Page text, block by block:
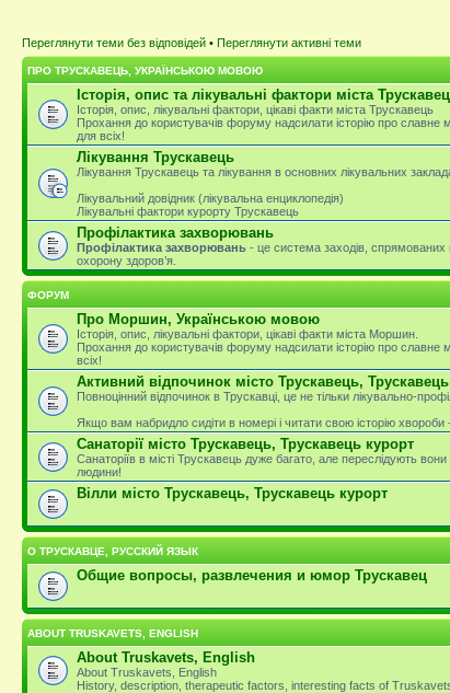
Переглянути теми без відповідей • Переглянути активні теми
ПРО ТРУСКАВЕЦЬ, УКРАЇНСЬКОЮ МОВОЮ
Історія, опис та лікувальні фактори міста
Історія, опис, лікувальні фактори, цікаві факти міста Трускавець
Прохання до користувачів форуму надсилати історію про
для всіх!
Лікування Трускавець
Лікування Трускавець та лікування в основних лікувальних
Лікувальний довідник (лікувальна енциклопедія)
Лікувальні фактори курорту Трускавець
Профілактика захворювань
Профілактика захворювань - це система заходів,
охорону здоров’я.
ФОРУМ
Про Моршин, Українською мовою
Історія, опис, лікувальні фактори, цікаві факти міста Моршин.
Прохання до користувачів форуму надсилати історію про
всіх!
Активний відпочинок місто Трускавець,
Повноцінний відпочинок в Трускавці, це не тільки лікувально-
Якщо вам набридло сидіти в номері і читати свою історію
Санаторії місто Трускавець, Трускавець курорт
Санаторіїв в місті Трускавець дуже багато, але переслідують
людини!
Вілли місто Трускавець, Трускавець курорт
О ТРУСКАВЦЕ, РУССКИЙ ЯЗЫК
Общие вопросы, развлечения и юмор Трускавец
ABOUT TRUSKAVETS, ENGLISH
About Truskavets, English
About Truskavets, English
History, description, therapeutic factors, interesting facts of